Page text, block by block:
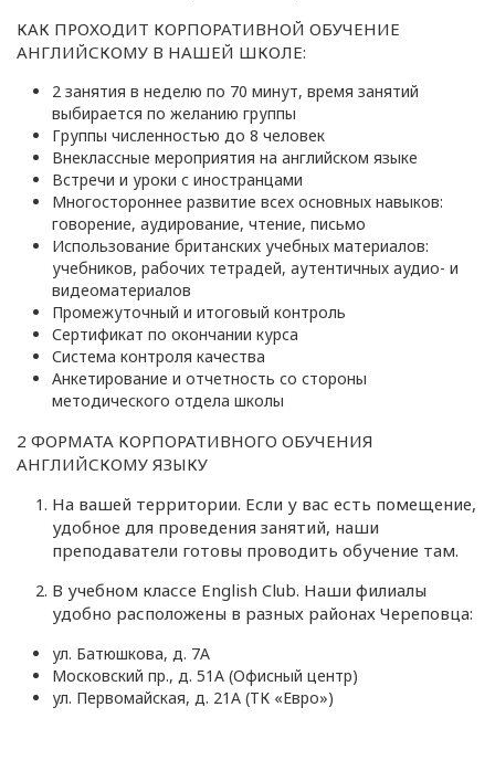
КАК ПРОХОДИТ КОРПОРАТИВНОЙ ОБУЧЕНИЕ
АНГЛИЙСКОМУ В НАШЕЙ ШКОЛЕ:
2 занятия в неделю по 70 минут, время занятий
выбирается по желанию группы
Группы численностью до 8 человек
Внеклассные мероприятия на английском языке
Встречи и уроки с иностранцами
Многостороннее развитие всех основных навыков:
говорение, аудирование, чтение, письмо
Использование британских учебных материалов:
учебников, рабочих тетрадей, аутентичных аудио- и
видеоматериалов
Промежуточный и итоговый контроль
Сертификат по окончании курса
Система контроля качества
Анкетирование и отчетность со стороны
методического отдела школы
2 ФОРМАТА КОРПОРАТИВНОГО ОБУЧЕНИЯ
АНГЛИЙСКОМУ ЯЗЫКУ
На вашей территории. Если у вас есть помещение,
удобное для проведения занятий, наши
преподаватели готовы проводить обучение там.
В учебном классе English Club. Наши филиалы
удобно расположены в разных районах Череповца:
ул. Батюшкова, д. 7А
Московский пр., д. 51А (Офисный центр)
ул. Первомайская, д. 21А (ТК «Евро»)